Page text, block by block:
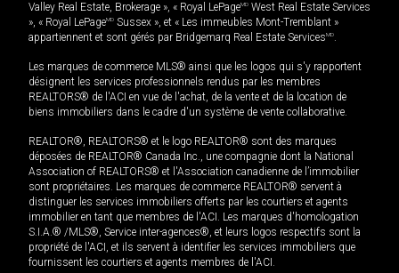
Valley Real Estate, Brokerage », « Royal LePageMD West Real Estate Services
», « Royal LePageMD Sussex », et « Les immeubles Mont-Tremblant »
appartiennent et sont gérés par Bridgemarq Real Estate ServicesMD.
Les marques de commerce MLS® ainsi que les logos qui s'y rapportent
désignent les services professionnels rendus par les membres
REALTORS® de l'ACI en vue de l'achat, de la vente et de la location de
biens immobiliers dans le cadre d'un système de vente collaborative.
REALTOR®, REALTORS® et le logo REALTOR® sont des marques
déposées de REALTOR® Canada Inc., une compagnie dont la National
Association of REALTORS® et l'Association canadienne de l’immobilier
sont propriétaires. Les marques de commerce REALTOR® servent à
distinguer les services immobiliers offerts par les courtiers et agents
immobilier en tant que membres de l'ACI. Les marques d'homologation
S.I.A.® /MLS®, Service inter-agences®, et leurs logos respectifs sont la
propriété de l'ACI, et ils servent à identifier les services immobiliers que
fournissent les courtiers et agents membres de l'ACI.